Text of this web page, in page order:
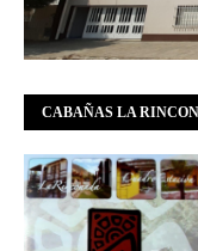
CABAÑAS LA